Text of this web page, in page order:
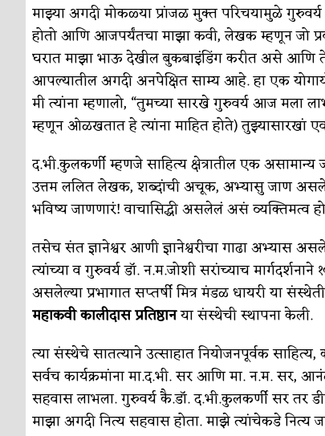
माझ्या अगदी मोकळ्या प्रांजळ मुक्त परिचयामुळे
होतो आणि आजपर्यंतचा माझा कवी, लेखक म्हणून जो
घरात माझा भाऊ देखील बुकबाइंडिंग करीत असे आणि
आपल्यातील अगदी अनपेक्षित साम्य आहे. हा एक
मी त्यांना म्हणालो, “तुमच्या सारखे गुरुवर्य आज मला
म्हणून ओळखतात हे त्यांना माहित होते) तुझ्यासारखां
द.भी.कुलकर्णी म्हणजे साहित्य क्षेत्रातील एक असामान्य
उत्तम ललित लेखक, शब्दांची अचूक, अभ्यासु जाण
भविष्य जाणणारं! वाचासिद्धी असलेलं असं व्यक्तिमत्व
तसेच संत ज्ञानेश्वर आणी ज्ञानेश्वरीचा गाढा अभ्यास
त्यांच्या व गुरुवर्य डॉ. न.म.जोशी सरांच्याच
असलेल्या प्रभागात सप्तर्षी मित्र मंडळ धायरी या
महाकवी कालीदास प्रतिष्ठानया संस्थेची स्थापना केली.
त्या संस्थेचे सातत्याने उत्साहात नियोजनपूर्वक
सर्वच कार्यक्रमांना मा.द.भी. सर आणि मा. न.म. सर,
सहवास लाभला. गुरुवर्य कै.डॉ. द.भी.कुलकर्णी सर तर
माझा अगदी नित्य सहवास होता. माझे त्यांचेकडे नित्य